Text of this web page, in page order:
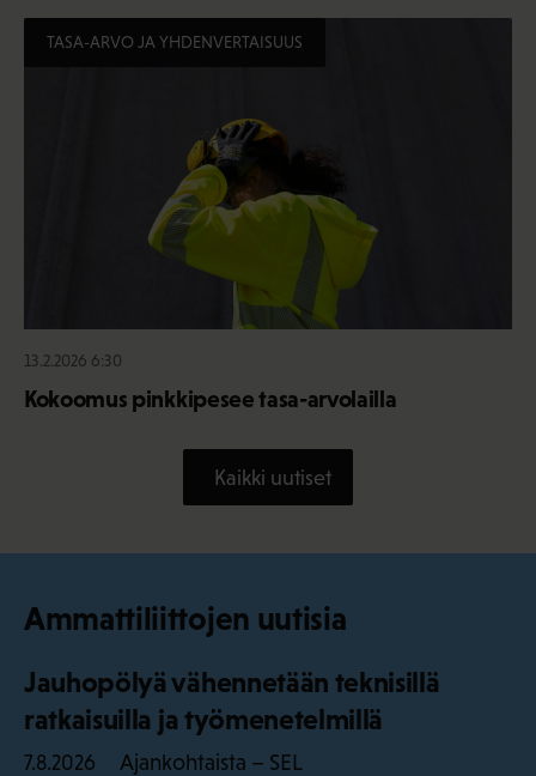
TASA-ARVO JA YHDENVERTAISUUS
13.2.2026 6:30
Kokoomus pinkkipesee tasa-arvolailla
Kaikki uutiset
Ammattiliittojen uutisia
Jauhopölyä vähennetään teknisillä
ratkaisuilla ja työmenetelmillä
7.8.2026 Ajankohtaista – SEL